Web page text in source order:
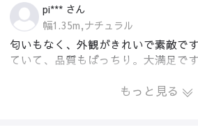
pi*** さん
幅1.35m,ナチュラル
匂いもなく、外観がきれいで素敵で
ていて、品質もばっちり。大満足です
もっと見る